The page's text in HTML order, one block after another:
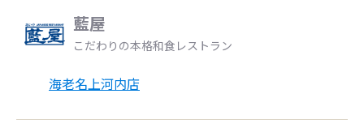
藍屋
こだわりの本格和食レストラン
海老名上河内店